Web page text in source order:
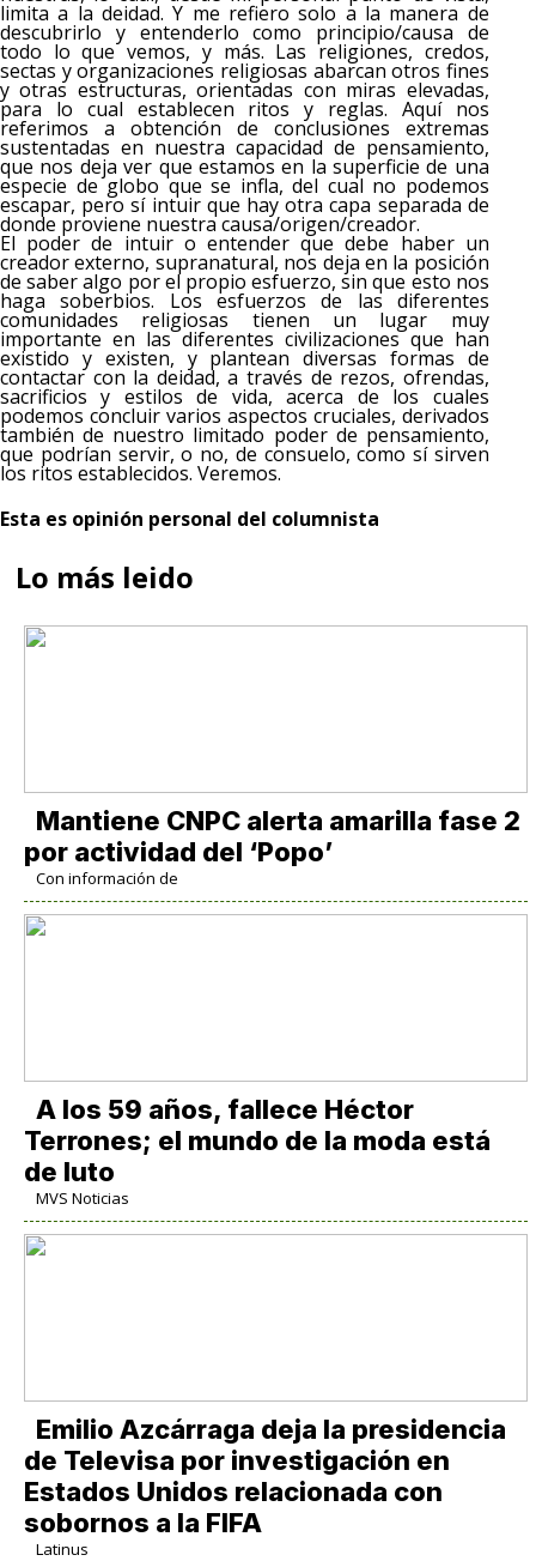
limita a la deidad. Y me refiero solo a la manera de
descubrirlo y entenderlo como principio/causa de
todo lo que vemos, y más. Las religiones, credos,
sectas y organizaciones religiosas abarcan otros fines
y otras estructuras, orientadas con miras elevadas,
para lo cual establecen ritos y reglas. Aquí nos
referimos a obtención de conclusiones extremas
sustentadas en nuestra capacidad de pensamiento,
que nos deja ver que estamos en la superficie de una
especie de globo que se infla, del cual no podemos
escapar, pero sí intuir que hay otra capa separada de
donde proviene nuestra causa/origen/creador.
El poder de intuir o entender que debe haber un
creador externo, supranatural, nos deja en la posición
de saber algo por el propio esfuerzo, sin que esto nos
haga soberbios. Los esfuerzos de las diferentes
comunidades religiosas tienen un lugar muy
importante en las diferentes civilizaciones que han
existido y existen, y plantean diversas formas de
contactar con la deidad, a través de rezos, ofrendas,
sacrificios y estilos de vida, acerca de los cuales
podemos concluir varios aspectos cruciales, derivados
también de nuestro limitado poder de pensamiento,
que podrían servir, o no, de consuelo, como sí sirven
los ritos establecidos. Veremos.
Esta es opinión personal del columnista
Lo más leido
Mantiene CNPC alerta amarilla fase 2
por actividad del ‘Popo’
Con información de
A los 59 años, fallece Héctor
Terrones; el mundo de la moda está
de luto
MVS Noticias
Emilio Azcárraga deja la presidencia
de Televisa por investigación en
Estados Unidos relacionada con
sobornos a la FIFA
Latinus